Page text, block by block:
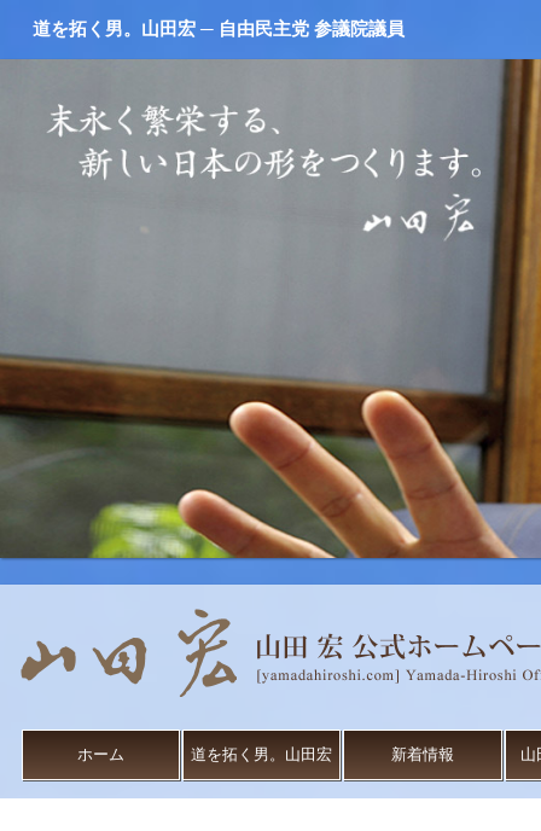
道を拓く男。山田宏 ─ 自由民主党 参議院議員
ホーム 道を拓く男。山田宏 新着情報 山